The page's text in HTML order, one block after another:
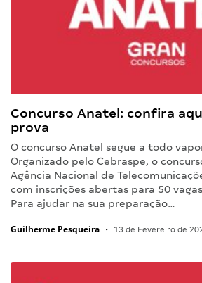
Concurso Anatel: confira
prova
O concurso Anatel segue a todo
Organizado pelo Cebraspe, o
Agência Nacional de
com inscrições abertas para 50
Para ajudar na sua preparação…
Guilherme Pesqueira • 13 de Fevereiro de